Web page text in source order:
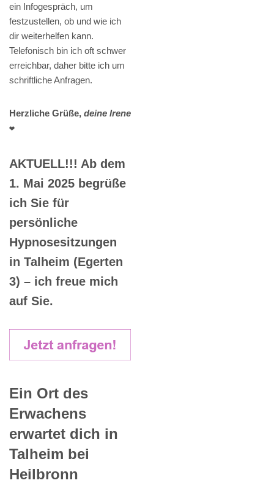
ein Infogespräch, um
festzustellen, ob und wie ich
dir weiterhelfen kann.
Telefonisch bin ich oft schwer
erreichbar, daher bitte ich um
schriftliche Anfragen.
Herzliche Grüße, deine Irene
❤️
AKTUELL!!! Ab dem
1. Mai 2025 begrüße
ich Sie für
persönliche
Hypnosesitzungen
in Talheim (Egerten
3) – ich freue mich
auf Sie.
Ein Ort des
Erwachens
erwartet dich in
Talheim bei
Heilbronn